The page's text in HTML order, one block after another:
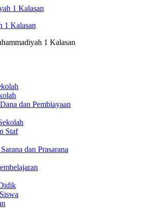
1 Kalasan
1 Kalasan
dan Pembiayaan
Staf
dan Prasarana